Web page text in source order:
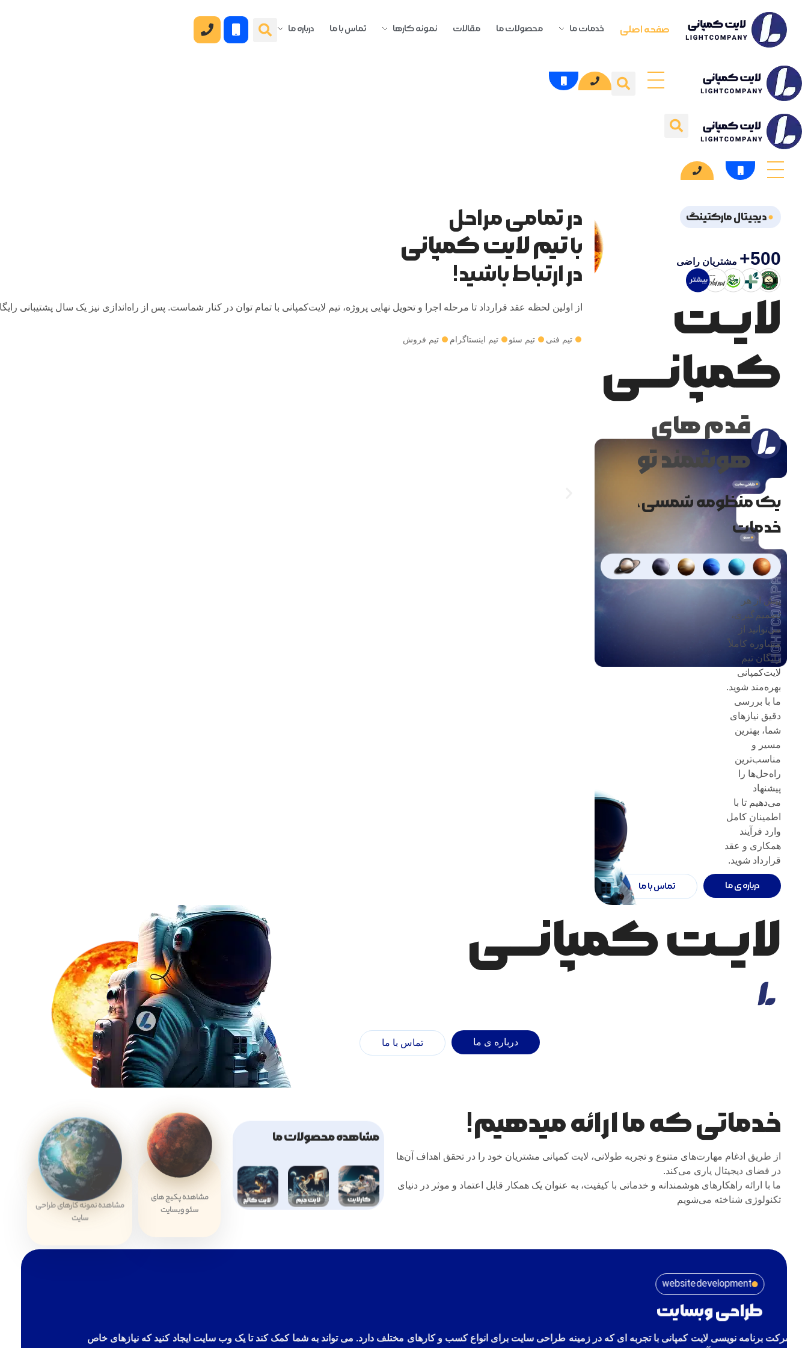
صفحه اصلی خدمات ما محصولات ما مقالات نمونه کارها تماس با ما درباره ما
دیجیتال مارکتینگ
500+ مشتریان راضی
لایــت
کمپانـــی
قدم های
هوشمند تو
یک منظومه شمسی،
خدمات
پیش از هر
تصمیم‌گیری،
می‌توانید از
مشاوره کاملاً
رایگان تیم
لایت‌کمپانی
بهره‌مند شوید.
ما با بررسی
دقیق نیازهای
شما، بهترین
مسیر و
مناسب‌ترین
راه‌حل‌ها را
پیشنهاد
می‌دهیم تا با
اطمینان کامل
وارد فرآیند
همکاری و عقد
قرارداد شوید.
درباره ی ما تماس با ما
در تمامی مراحل
باتیم لایت کمپانی
در ارتباط باشید!
از اولین لحظه عقد قرارداد تا مرحله اجرا و تحویل نهایی پروژه، تیم لایت‌کمپانی با تمام توان در کنار شماست. پس از راه‌اندازی نیز یک سال پشتیبانی
تیم فنی تیم سئو تیم اینستاگرام تیم فروش
لایــت کمپانـــی
درباره ی ما تماس با ما
خدماتی که ما ارائه میدهیم!
از طریق ادغام مهارت‌های متنوع و تجربه طولانی، لایت کمپانی مشتریان خود را در تحقق اهداف آن‌ها
در فضای دیجیتال یاری می‌کند.
ما با ارائه راهکارهای هوشمندانه و خدماتی با کیفیت، به عنوان یک همکار قابل اعتماد و موثر در دنیای
تکنولوژی شناخته می‌شویم
مشاهده محصولات ما
مشاهده پکیج های
سئو وبسایت
مشاهده نمونه کارهای طراحی
سایت
website development
طراحی وبسایت
شرکت برنامه نویسی لایت کمپانی با تجربه ای که در زمینه طراحی سایت برای انواع کسب و کارهای مختلف دارد. می تواند به شما کمک کند تا یک وب سایت ایجاد کنید که نیازهای خاص